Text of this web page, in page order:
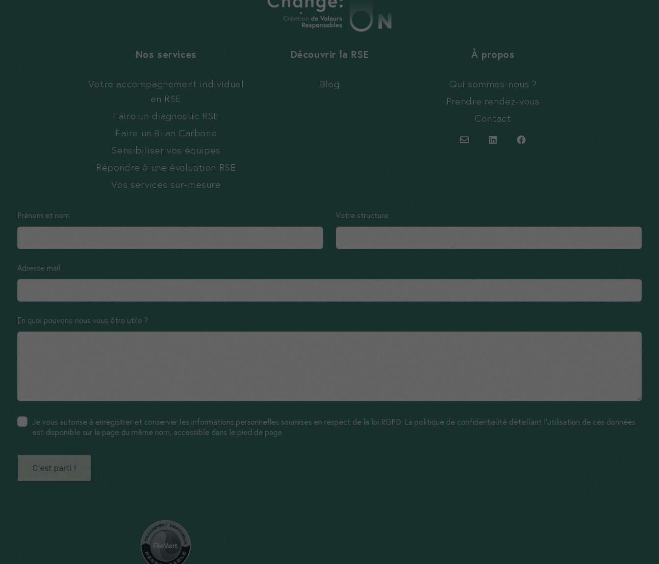
Nos services
Votre accompagnement individuel
en RSE
Faire un diagnostic RSE
Faire un Bilan Carbone
Sensibiliser vos équipes
Répondre à une évaluation RSE
Vos services sur-mesure
Découvrir la RSE
Blog
À propos
Qui sommes-nous ?
Prendre rendez-vous
Contact
Leave
this
blank
Prénom et nom Votre structure
Adresse mail
En quoi pouvons-nous vous être utile ?
Je vous autorise à enregistrer et conserver les informations personnelles soumises en respect de la loi RGPD. La politique de confidentialité détaillant l'utilisation de ces données
est disponible sur la page du même nom, accessible dans le pied de page.
C'est parti !
fonctionner
correctement
vous assurent
une bonne
sur notre site.
certaines
du site ne
permettez de